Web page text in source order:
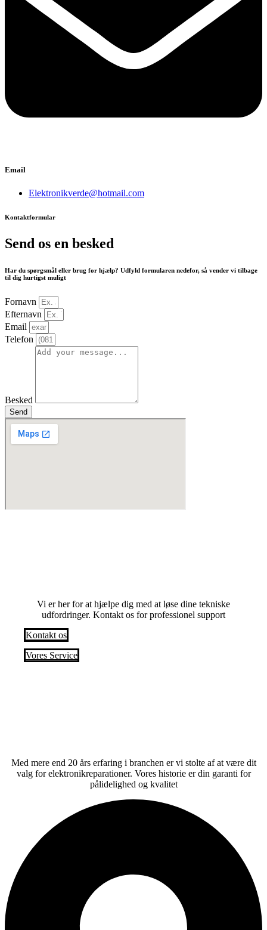
Email
Elektronikverde@hotmail.com
Kontaktformular
Send os en besked
Har du spørgsmål eller brug for hjælp? Udfyld formularen nedefor, så vender vi tilbage
til dig hurtigst muligt
Fornavn
Efternavn
Email
Telefon
Besked
Send
Vi er her for at hjælpe dig med at løse dine tekniske
udfordringer. Kontakt os for professionel support
Kontakt os
Vores Service
Med mere end 20 års erfaring i branchen er vi stolte af at være dit
valg for elektronikreparationer. Vores historie er din garanti for
pålidelighed og kvalitet